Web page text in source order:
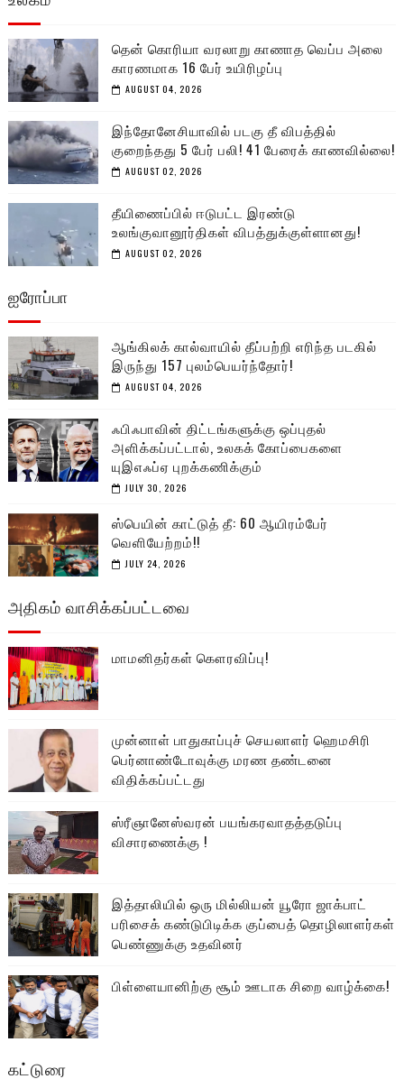
தென் கொரியா வரலாறு காணாத வெப்ப அலை
காரணமாக 16 பேர் உயிரிழப்பு
AUGUST 04, 2026
இந்தோனேசியாவில் படகு தீ விபத்தில்
குறைந்தது 5 பேர் பலி! 41 பேரைக் காணவில்லை!
AUGUST 02, 2026
தீயிணைப்பில் ஈடுபட்ட இரண்டு
உலங்குவானூர்திகள் விபத்துக்குள்ளானது!
AUGUST 02, 2026
ஐரோப்பா
ஆங்கிலக் கால்வாயில் தீப்பற்றி எரிந்த படகில்
இருந்து 157 புலம்பெயர்ந்தோர்!
AUGUST 04, 2026
ஃபிஃபாவின் திட்டங்களுக்கு ஒப்புதல்
அளிக்கப்பட்டால், உலகக் கோப்பைகளை
யுஇஎஃப்ஏ புறக்கணிக்கும்
JULY 30, 2026
ஸ்பெயின் காட்டுத் தீ: 60 ஆயிரம்பேர்
வெளியேற்றம்!!
JULY 24, 2026
அதிகம் வாசிக்கப்பட்டவை
மாமனிதர்கள் கௌரவிப்பு!
முன்னாள் பாதுகாப்புச் செயலாளர் ஹெமசிரி
பெர்னாண்டோவுக்கு மரண தண்டனை
விதிக்கப்பட்டது
ஸ்ரீஞானேஸ்வரன் பயங்கரவாதத்தடுப்பு
விசாரணைக்கு !
இத்தாலியில் ஒரு மில்லியன் யூரோ ஜாக்பாட்
பரிசைக் கண்டுபிடிக்க குப்பைத் தொழிலாளர்கள்
பெண்ணுக்கு உதவினர்
பிள்ளையானிற்கு சூம் ஊடாக சிறை வாழ்க்கை!
கட்டுரை